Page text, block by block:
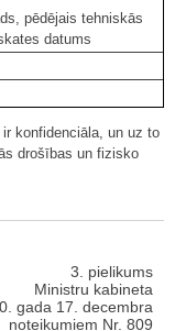
pēdējais tehniskās
datums
konfidenciāla, un uz to
drošības un fizisko
3. pielikums
Ministru kabineta
gada 17. decembra
noteikumiem Nr. 809